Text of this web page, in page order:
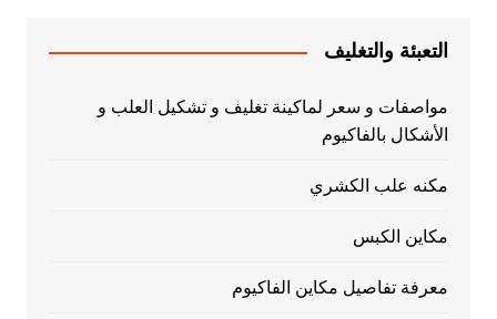
التعبئة والتغليف
مواصفات و سعر لماكينة تغليف و تشكيل العلب و
الأشكال بالفاكيوم
مكنه علب الكشري
مكاين الكبس
معرفة تفاصيل مكاين الفاكيوم